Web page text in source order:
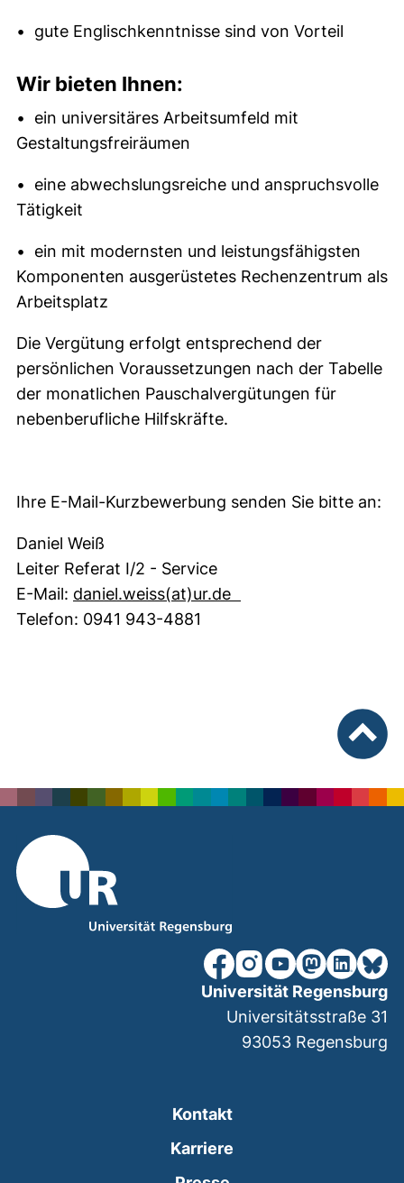
• gute Englischkenntnisse sind von Vorteil
Wir bieten Ihnen:
• ein universitäres Arbeitsumfeld mit
Gestaltungsfreiräumen
• eine abwechslungsreiche und anspruchsvolle
Tätigkeit
• ein mit modernsten und leistungsfähigsten
Komponenten ausgerüstetes Rechenzentrum als
Arbeitsplatz
Die Vergütung erfolgt entsprechend der
persönlichen Voraussetzungen nach der Tabelle
der monatlichen Pauschalvergütungen für
nebenberufliche Hilfskräfte.
Ihre E-Mail-Kurzbewerbung senden Sie bitte an:
Daniel Weiß
Leiter Referat I/2 - Service
E-Mail: daniel.weiss​(at)​ur.de
Telefon: 0941 943-4881
unsere Facebook-Seite
unsere Instagram-
unsere YouTube-
unsereunsere
Kontakt
Karriere
Universität Regensburg
Universitätsstraße 31
93053 Regensburg